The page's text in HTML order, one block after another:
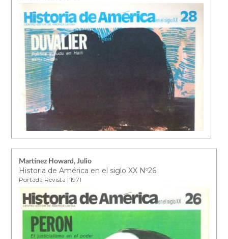
Martínez Howard, Julio
Historia de América en el siglo XX Nº26
Portada Revista | 1971